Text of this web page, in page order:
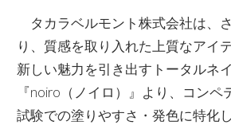
タカラベルモント株式会社は、
り、質感を取り入れた上質なアイ
新しい魅力を引き出すトータルネ
『noiro（ノイロ）』より、コン
試験での塗りやすさ・発色に特化